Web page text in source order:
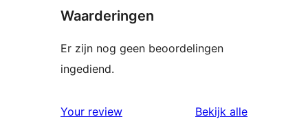
Waarderingen
Er zijn nog geen beoordelingen
ingediend.
Your review Bekijk alle